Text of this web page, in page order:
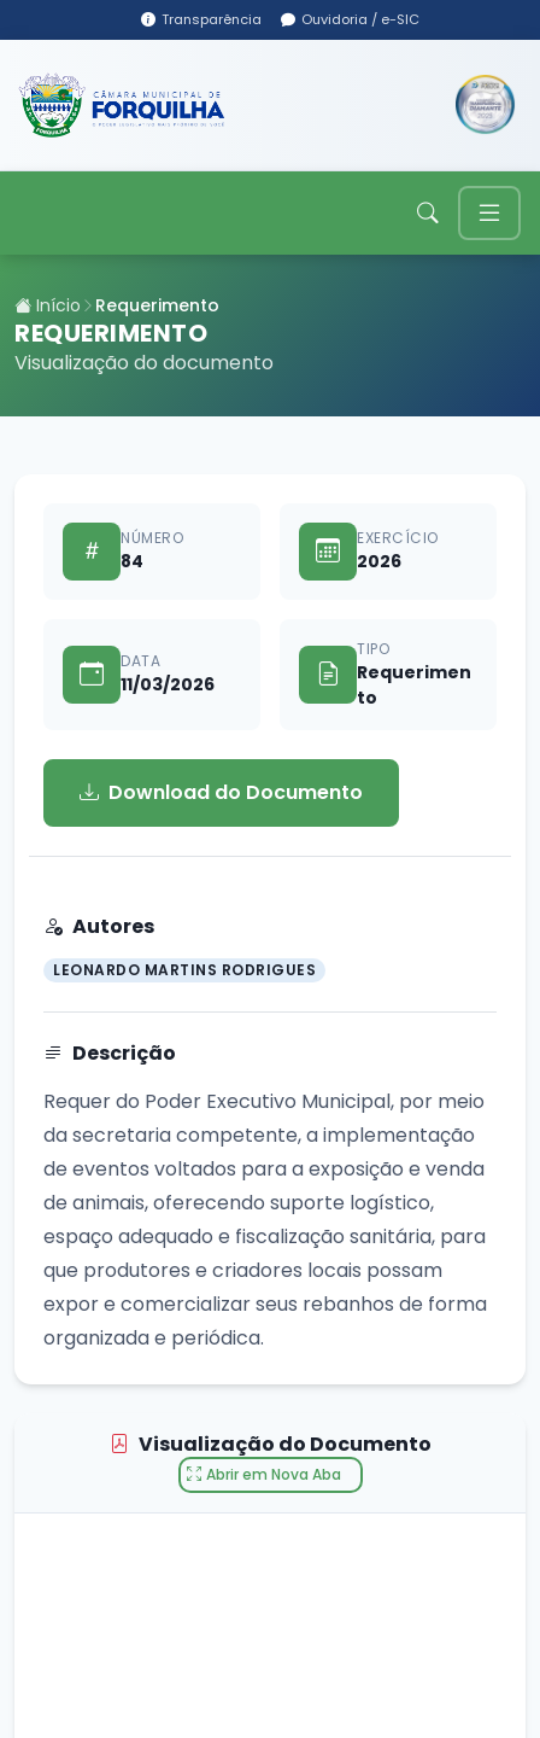
Transparência Ouvidoria / e-SIC
Início Requerimento
REQUERIMENTO
Visualização do documento
NÚMERO
84
EXERCÍCIO
2026
DATA
11/03/2026
TIPO
Requerimen
to
Download do Documento
Autores
LEONARDO MARTINS RODRIGUES
Descrição
Requer do Poder Executivo Municipal, por meio
da secretaria competente, a implementação
de eventos voltados para a exposição e venda
de animais, oferecendo suporte logístico,
espaço adequado e fiscalização sanitária, para
que produtores e criadores locais possam
expor e comercializar seus rebanhos de forma
organizada e periódica.
Visualização do Documento
Abrir em Nova Aba